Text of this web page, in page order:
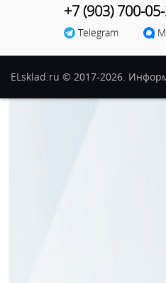
+7 (903) 700-
Telegram
ELsklad.ru © 2017-2026.